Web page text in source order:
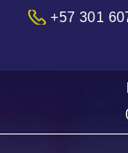
+57 301